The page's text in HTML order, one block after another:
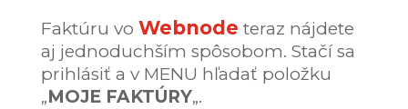
Faktúru vo Webnode teraz nájdete
aj jednoduchším spôsobom. Stačí sa
prihlásiť a v MENU hľadať položku
„MOJE FAKTÚRY„.